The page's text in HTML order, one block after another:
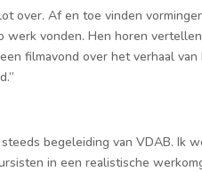
over. Af en toe vinden
vonden. Hen horen
filmavond over het verhaal van
begeleiding van VDAB. Ik
in een realistische